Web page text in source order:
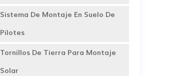
Sistema De Montaje En Suelo De
Pilotes
Tornillos De Tierra Para Montaje
Solar